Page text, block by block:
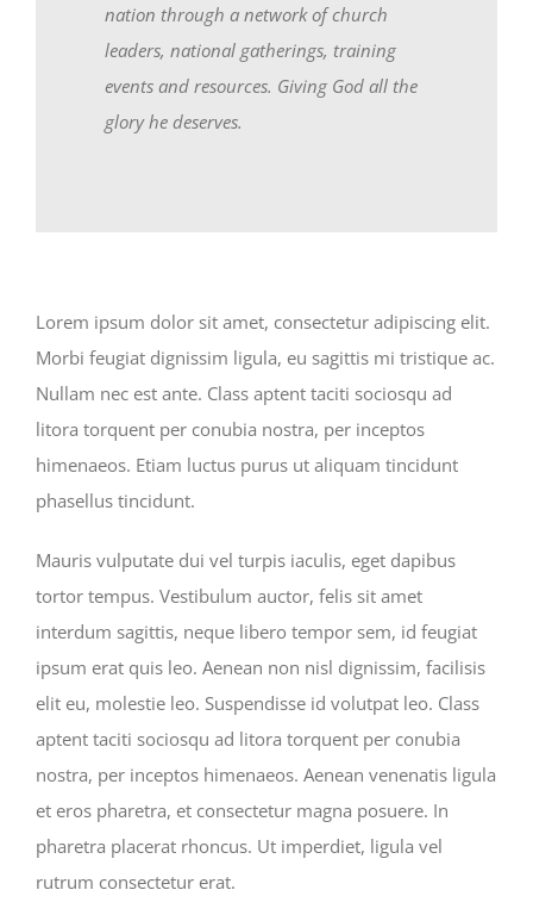
nation through a network of church
leaders, national gatherings, training
events and resources. Giving God all the
glory he deserves.
Lorem ipsum dolor sit amet, consectetur adipiscing elit.
Morbi feugiat dignissim ligula, eu sagittis mi tristique ac.
Nullam nec est ante. Class aptent taciti sociosqu ad
litora torquent per conubia nostra, per inceptos
himenaeos. Etiam luctus purus ut aliquam tincidunt
phasellus tincidunt.
Mauris vulputate dui vel turpis iaculis, eget dapibus
tortor tempus. Vestibulum auctor, felis sit amet
interdum sagittis, neque libero tempor sem, id feugiat
ipsum erat quis leo. Aenean non nisl dignissim, facilisis
elit eu, molestie leo. Suspendisse id volutpat leo. Class
aptent taciti sociosqu ad litora torquent per conubia
nostra, per inceptos himenaeos. Aenean venenatis ligula
et eros pharetra, et consectetur magna posuere. In
pharetra placerat rhoncus. Ut imperdiet, ligula vel
rutrum consectetur erat.